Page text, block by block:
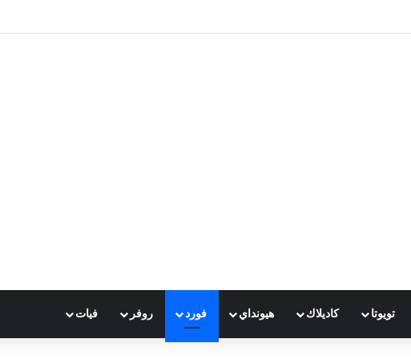
تويوتا كاديلاك هيونداي فورد روفر فيات